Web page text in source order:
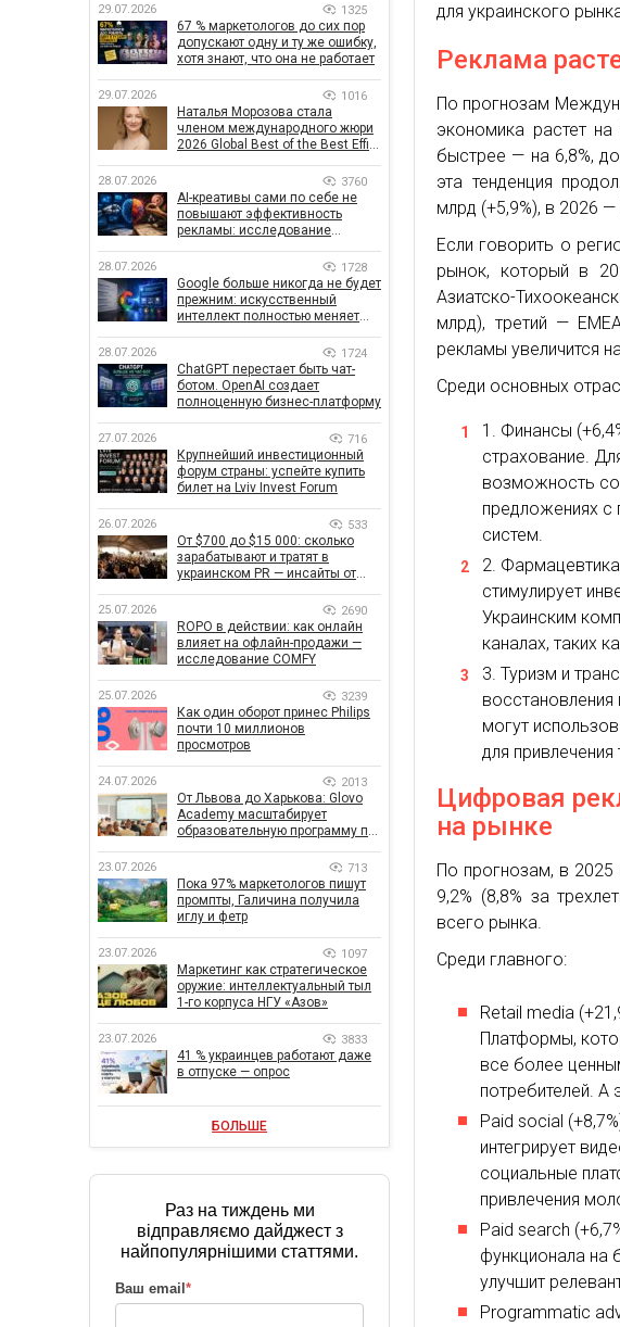
для украинского
Реклама
По прогнозам
экономика растет
быстрее — на 6,8%,
эта тенденция
млрд (+5,9%), в 2026
Если говорить о
рынок, который в
Азиатско-
млрд), третий —
рекламы увеличится
Среди основных
Финансы
страхование.
возможность
предложениях с
систем.
стимулирует
Украинским
каналах, таких
Туризм и
могут
для привлечения
Цифровая
на рынке
По прогнозам, в
9,2% (8,8% за
всего рынка.
Среди главного:
Retail media
Платформы,
все более
потребителей. А
Paid social
интегрирует
социальные
привлечения
Paid search
функционала на
улучшит
Programmatic
29.07.2026 1325
67 % маркетологов до сих пор
допускают одну и ту же ошибку,
хотя знают, что она не работает
29.07.2026 1016
Наталья Морозова стала
членом международного жюри
2026 Global Best of the Best Effie
28.07.2026 3760
AI-креативы сами по себе не
повышают эффективность
рекламы: исследование
влияет на эффективность
кампаний
28.07.2026 1728
Google больше никогда не будет
прежним: искусственный
интеллект полностью меняет
28.07.2026 1724
ChatGPT перестает быть чат-
ботом. OpenAI создает
полноценную бизнес-платформу
27.07.2026 716
Крупнейший инвестиционный
форум страны: успейте купить
билет на Lviv Invest Forum
26.07.2026 533
От $700 до $15 000: сколько
зарабатывают и тратят в
украинском PR — инсайты от
25.07.2026 2690
ROPO в действии: как онлайн
влияет на офлайн-продажи —
исследование COMFY
25.07.2026 3239
Как один оборот принес Philips
почти 10 миллионов
просмотров
24.07.2026 2013
От Львова до Харькова: Glovo
Academy масштабирует
образовательную программу по
23.07.2026 713
Пока 97% маркетологов пишут
промпты, Галичина получила
иглу и фетр
23.07.2026 1097
Маркетинг как стратегическое
оружие: интеллектуальный тыл
1-го корпуса НГУ «Азов»
23.07.2026 3833
41 % украинцев работают даже
в отпуске — опрос
БОЛЬШЕ
Раз на тиждень ми
відправляємо дайджест з
найпопулярнішими статтями.
Ваш email *